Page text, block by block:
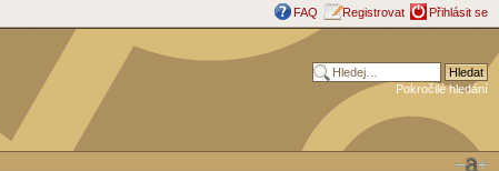
FAQ Registrovat Přihlásit se
Pokročilé hledání